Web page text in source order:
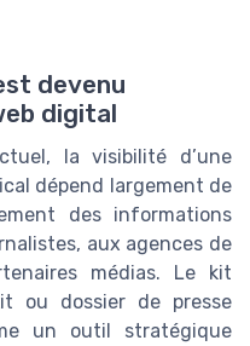
devenu
digital
la visibilité d’une
dépend largement de
des informations
aux agences de
médias. Le kit
ou dossier de presse
un outil stratégique